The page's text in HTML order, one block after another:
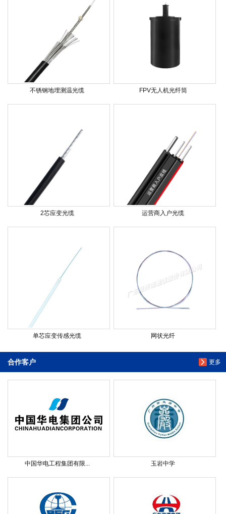
不锈钢地埋测温光缆 FPV无人机光纤筒
2芯应变光缆 运营商入户光缆
单芯应变传感光缆 网状光纤
更多
合作客户
中国华电工程集团有限... 玉岩中学